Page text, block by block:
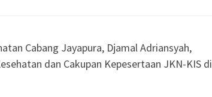
Cabang Jayapura, Djamal Adriansyah,
dan Cakupan Kepesertaan JKN-KIS di